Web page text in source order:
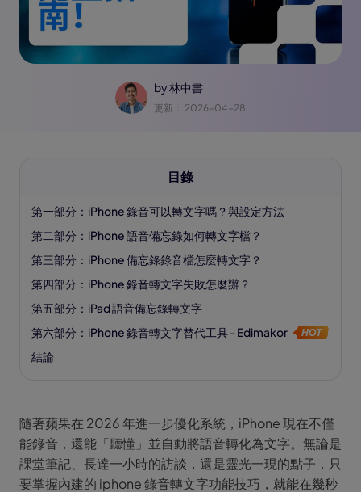
by林中書
更新： 2026-04-28
目錄
第一部分：iPhone 錄音可以轉文字嗎？與設定方法
第二部分：iPhone 語音備忘錄如何轉文字檔？
第三部分：iPhone 備忘錄錄音檔怎麼轉文字？
第四部分：iPhone 錄音轉文字失敗怎麼辦？
第五部分：iPad 語音備忘錄轉文字
第六部分：iPhone 錄音轉文字替代工具 - Edimakor
結論
隨著蘋果在 2026 年進一步優化系統，iPhone 現在不僅
能錄音，還能「聽懂」並自動將語音轉化為文字。無論是
課堂筆記、長達一小時的訪談，還是靈光一現的點子，只
要掌握內建的 iphone 錄音轉文字功能技巧，就能在幾秒